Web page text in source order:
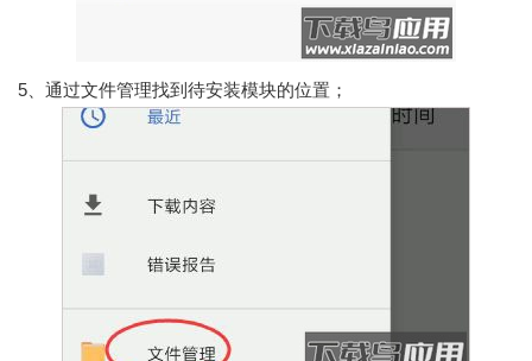
5、通过文件管理找到待安装模块的位置；